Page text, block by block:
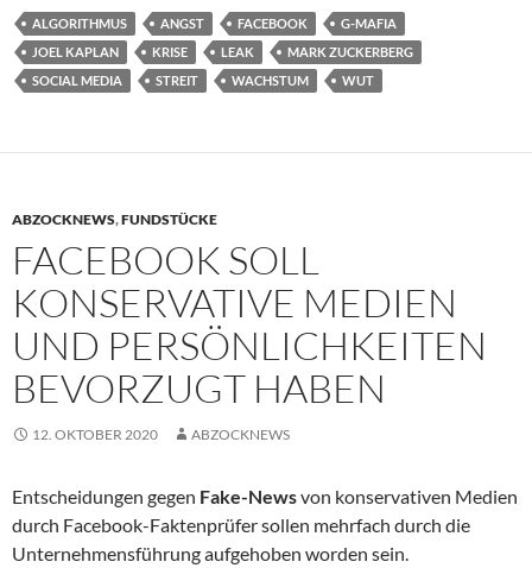
ALGORITHMUS ANGST FACEBOOK
G-MAFIA
JOEL KAPLAN
KRISE LEAK
MARK ZUCKERBERG
SOCIAL MEDIA
STREIT WACHSTUM WUT
ABZOCKNEWS,FUNDSTÜCKE
FACEBOOK SOLL
KONSERVATIVE MEDIEN
UND PERSÖNLICHKEITEN
BEVORZUGT HABEN
12. OKTOBER 2020 ABZOCKNEWS
Entscheidungen gegen Fake-Newsvon konservativen Medien
durch Facebook-Faktenprüfer sollen mehrfach durch die
Unternehmensführung aufgehoben worden sein.